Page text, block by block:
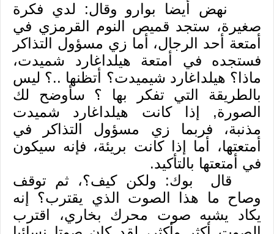
نهض أيضا بوارو وقال: لدي فكرة
صغيرة، ستجد قميص النوم القرمزي في
أمتعة أحد الرجال، أما زي مسؤول التذاكر
فستجده في أمتعة هيلداغارد شميدت،
ماذا؟ هيلداغارد شيميدت؟ أتظنها ..؟ ليس
بالطريقة التي تفكر بها ؟ سأوضح لك
الصورة, إذا كانت هيلداغارد شميدت
مذنبة، فربما زي مسؤول التذاكر في
أمتعتها، أما إذا كانت بريئة، فإنه سيكون
في أمتعتها بالتأكيد.
قال بوك: ولكن كيف؟، ثم توقف
وصاح ما هذا الصوت الذي يقترب؟ إنه
يكاد يشبه صوت محرك بخاري، اقترب